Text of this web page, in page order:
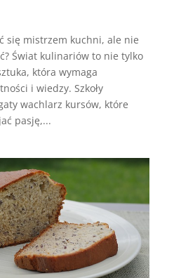
się mistrzem kuchni, ale nie
Świat kulinariów to nie tylko
która wymaga
i wiedzy. Szkoły
wachlarz kursów, które
pasję,...